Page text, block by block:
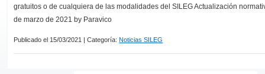
gratuitos o de cualquiera de las modalidades del SILEG Actualización
de marzo de 2021 by Paravico
Publicado el 15/03/2021 | Categoría: Noticias SILEG